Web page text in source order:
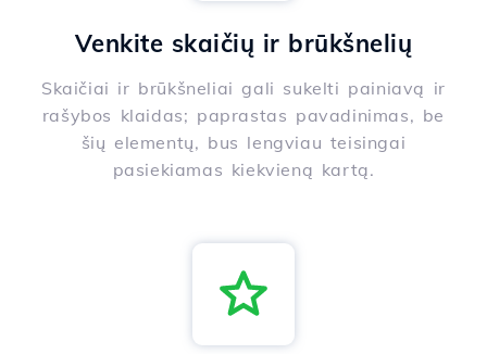
Venkite skaičių ir brūkšnelių
Skaičiai ir brūkšneliai gali sukelti painiavą ir
rašybos klaidas; paprastas pavadinimas, be
šių elementų, bus lengviau teisingai
pasiekiamas kiekvieną kartą.